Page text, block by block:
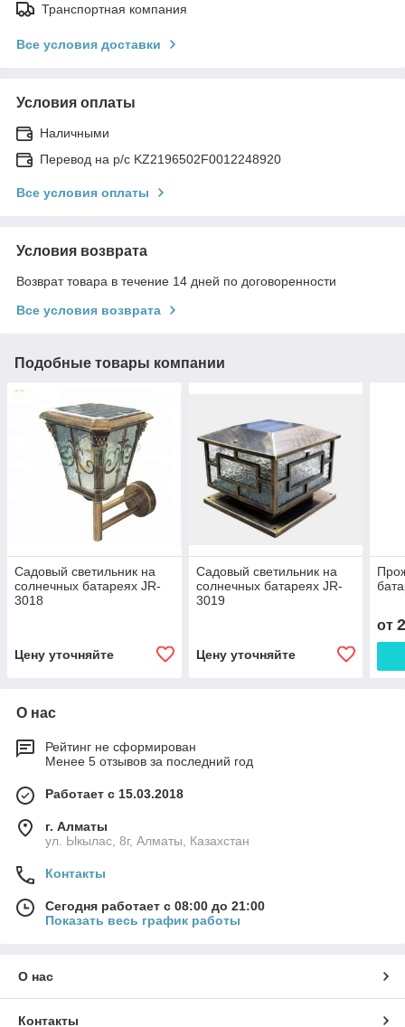
Транспортная компания
Все условия доставки
Условия оплаты
Наличными
Перевод на р/с KZ2196502F0012248920
Все условия оплаты
Условия возврата
Возврат товара в течение 14 дней по договоренности
Все условия возврата
Подобные товары компании
Садовый светильник на
солнечных батареях JR-
3018
Цену уточняйте
Садовый светильник на
солнечных батареях JR-
3019
Цену уточняйте
от
О нас
Рейтинг не сформирован
Менее 5 отзывов за последний год
Работает с 15.03.2018
г. Алматы
ул. Ыкылас, 8г, Алматы, Казахстан
Контакты
Сегодня работает с 08:00 до 21:00
Показать весь график работы
О нас
Контакты